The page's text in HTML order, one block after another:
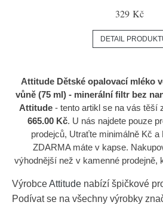
329 Kč
DETAIL
Attitude Dětské opalovací mléko
vůně (75 ml) - minerální filtr bez
Attitude - tento artikl se na vás těší
665.00 Kč. U nás najdete pouze
prodejců, Utraťte minimálně Kč
ZDARMA máte v kapse.
výhodnější než v kamenné prodejně,
VýrobceAttitude nabízí špičkové
Podívat se na všechny výrobky